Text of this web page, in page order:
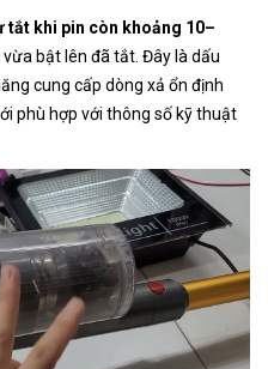
tắt khi pin còn khoảng 10–
bật lên đã tắt. Đây là dấu
cung cấp dòng xả ổn định
phù hợp với thông số kỹ thuật